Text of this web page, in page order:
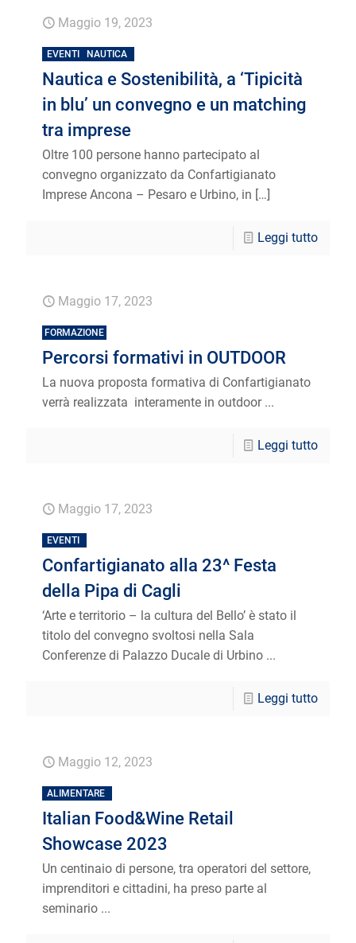
Maggio 19, 2023
EVENTI NAUTICA
Nautica e Sostenibilità, a ‘Tipicità
in blu’ un convegno e un matching
tra imprese
Oltre 100 persone hanno partecipato al
convegno organizzato da Confartigianato
Imprese Ancona – Pesaro e Urbino, in […]
Leggi tutto
Maggio 17, 2023
FORMAZIONE
Percorsi formativi in OUTDOOR
La nuova proposta formativa di Confartigianato
verrà realizzata interamente in outdoor ...
Leggi tutto
Maggio 17, 2023
EVENTI
Confartigianato alla 23^ Festa
della Pipa di Cagli
‘Arte e territorio – la cultura del Bello’ è stato il
titolo del convegno svoltosi nella Sala
Conferenze di Palazzo Ducale di Urbino ...
Leggi tutto
Maggio 12, 2023
ALIMENTARE
Italian Food&Wine Retail
Showcase 2023
Un centinaio di persone, tra operatori del settore,
imprenditori e cittadini, ha preso parte al
seminario ...